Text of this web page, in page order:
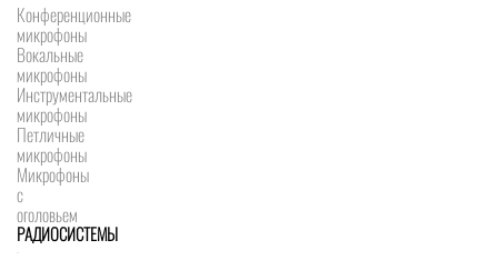
Конференционные
микрофоны
Вокальные
микрофоны
Инструментальные
микрофоны
Петличные
микрофоны
Микрофоны
с
оголовьем
РАДИОСИСТЕМЫ